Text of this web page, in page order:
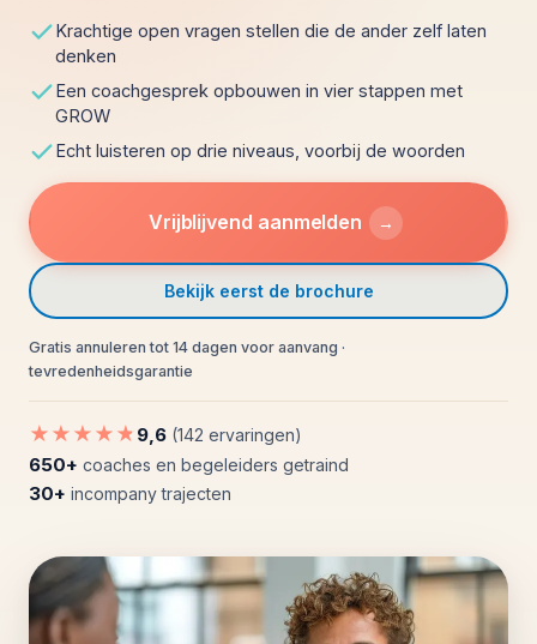
Krachtige open vragen stellen die de ander zelf laten
denken
Een coachgesprek opbouwen in vier stappen met
GROW
Echt luisteren op drie niveaus, voorbij de woorden
Vrijblijvend aanmelden →
Bekijk eerst de brochure
Gratis annuleren tot 14 dagen voor aanvang ·
tevredenheidsgarantie
★★★★★ 9,6 (142 ervaringen)
650+ coaches en begeleiders getraind
30+ incompany trajecten